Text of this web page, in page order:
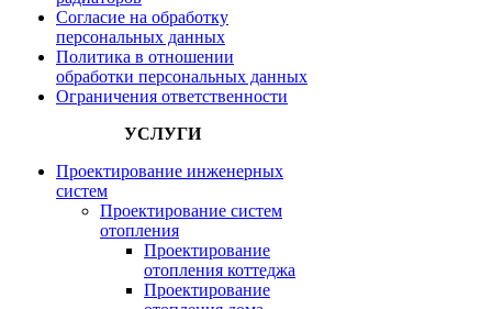
Согласие на обработку
персональных данных
Политика в отношении
обработки персональных данных
Ограничения ответственности
УСЛУГИ
Проектирование инженерных
систем
Проектирование систем
отопления
Проектирование
отопления коттеджа
Проектирование